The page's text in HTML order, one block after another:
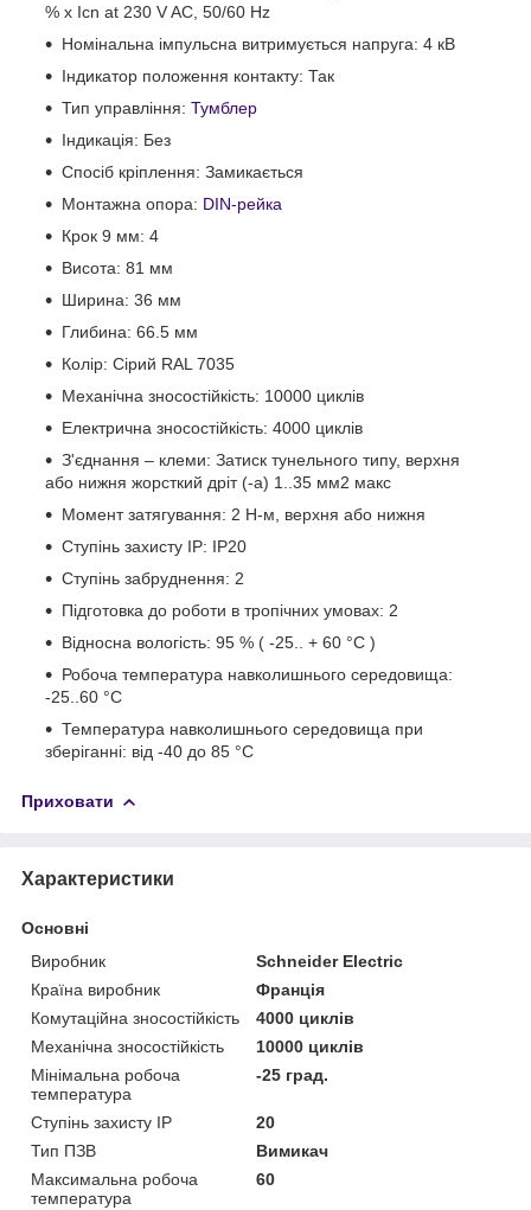
% x Icn at 230 V AC, 50/60 Hz
Номінальна імпульсна витримується напруга: 4 кВ
Індикатор положення контакту: Так
Тип управління: Тумблер
Індикація: Без
Спосіб кріплення: Замикається
Монтажна опора: DIN-рейка
Крок 9 мм: 4
Висота: 81 мм
Ширина: 36 мм
Глибина: 66.5 мм
Колір: Сірий RAL 7035
Механічна зносостійкість: 10000 циклів
Електрична зносостійкість: 4000 циклів
З'єднання – клеми: Затиск тунельного типу, верхня
або нижня жорсткий дріт (-а) 1..35 мм2 макс
Момент затягування: 2 Н-м, верхня або нижня
Ступінь захисту IP: IP20
Ступінь забруднення: 2
Підготовка до роботи в тропічних умовах: 2
Відносна вологість: 95 % ( -25.. + 60 °C )
Робоча температура навколишнього середовища:
-25..60 °C
Температура навколишнього середовища при
зберіганні: від -40 до 85 °C
Приховати
Характеристики
Основні
Виробник
Schneider Electric
Країна виробник
Франція
Комутаційна зносостійкість
4000 циклів
Механічна зносостійкість
10000 циклів
Мінімальна робоча
температура
-25 град.
Ступінь захисту IP
20
Тип ПЗВ
Вимикач
Максимальна робоча
температура
60